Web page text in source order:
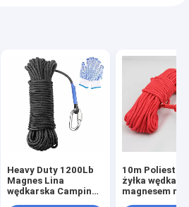
Heavy Duty 1200Lb
Magnes Lina
wędkarska Camping
10m
żyłka
magnesem na